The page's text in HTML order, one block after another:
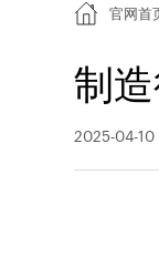
官网首
制
2025-04-10